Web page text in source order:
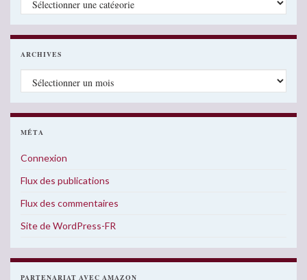
ARCHIVES
Archives
MÉTA
Connexion
Flux des publications
Flux des commentaires
Site de WordPress-FR
PARTENARIAT AVEC AMAZON